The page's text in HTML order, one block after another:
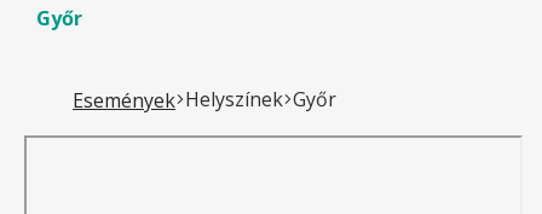
Győr
Események Helyszínek Győr